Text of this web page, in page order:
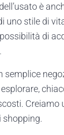
è
uno stile di
di
semplice
Creiamo
shopping.